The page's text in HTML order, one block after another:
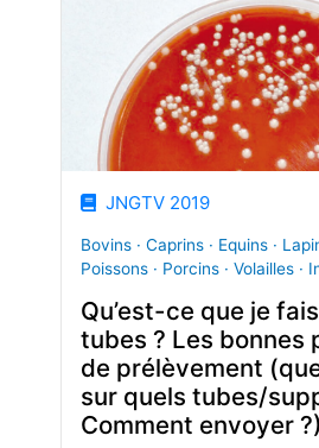
JNGTV 2019
Bovins · Caprins · Equins ·
Poissons · Porcins · Volailles ·
Qu’est-ce que je
tubes ? Les bonnes
de prélèvement
sur quels tubes/
Comment envoyer ?)